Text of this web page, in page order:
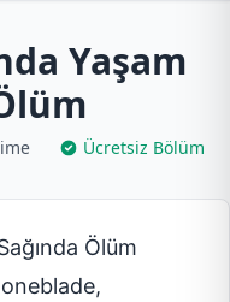
Yaşam
Ücretsiz Bölüm
Ölüm